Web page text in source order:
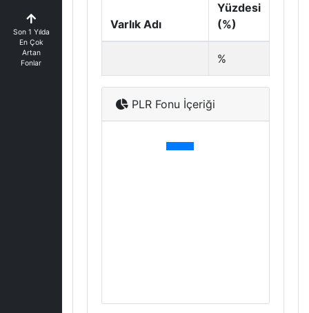
Son 1 Yılda
En Çok
Artan
Fonlar
Varlık Adı
Yüzdesi
(%)
%
PLR Fonu İçeriği